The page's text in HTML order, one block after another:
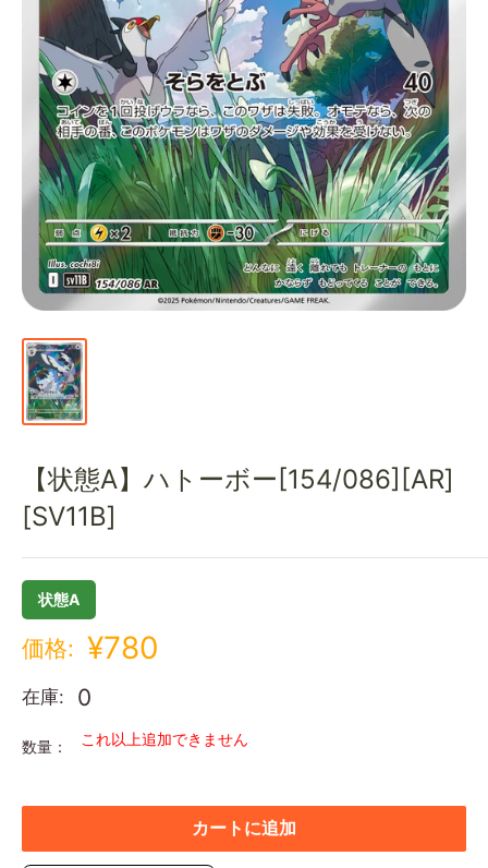
通
部
【状態A】ハトーボー[154/086][AR]
[SV11B]
状態A
価格: ¥780
在庫: 0
数量： これ以上追加できません
カートに追加